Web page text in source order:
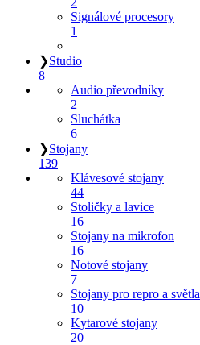
Signálové procesory
1
❯Studio
8
Audio převodníky
2
Sluchátka
6
❯Stojany
139
Klávesové stojany
44
Stoličky a lavice
16
Stojany na mikrofon
16
Notové stojany
7
Stojany pro repro a světla
10
Kytarové stojany
20